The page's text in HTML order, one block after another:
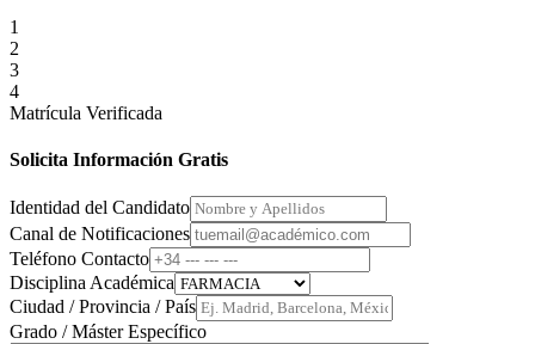
1
2
3
4
Matrícula Verificada
Solicita Información Gratis
Identidad del Candidato
Canal de Notificaciones
Teléfono Contacto
Disciplina Académica
Ciudad / Provincia / País
Grado / Máster Específico